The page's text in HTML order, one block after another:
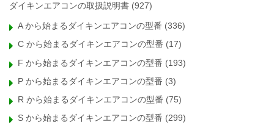
ダイキンエアコンの取扱説明書 (927)
A から始まるダイキンエアコンの型番 (336)
C から始まるダイキンエアコンの型番 (17)
F から始まるダイキンエアコンの型番 (193)
P から始まるダイキンエアコンの型番 (3)
R から始まるダイキンエアコンの型番 (75)
S から始まるダイキンエアコンの型番 (299)